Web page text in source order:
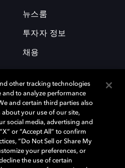
뉴스룸
투자자 정보
채용
국 및 기타 국가 돌비래버러토리스
미등록 상표이다. 그 밖에 다른 자료에
의 등록상표로 유지된다. © 2025 Dolby
other tracking technologies
and to analyze performance
and certain third parties also
your use of our site,
social media, advertising and
or “Accept All” to confirm
“Do Not Sell or Share My
your preferences, or
the use of certain